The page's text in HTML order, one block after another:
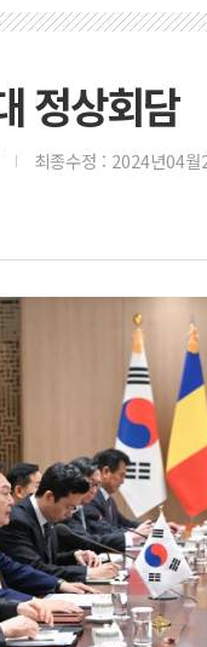
정상회담
최종수정 : 2024년04